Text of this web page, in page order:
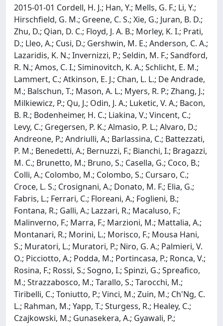
2015-01-01 Cordell, H. J.; Han, Y.; Mells, G. F.; Li, Y.;
Hirschfield, G. M.; Greene, C. S.; Xie, G.; Juran, B. D.;
Zhu, D.; Qian, D. C.; Floyd, J. A. B.; Morley, K. I.; Prati,
D.; Lleo, A.; Cusi, D.; Gershwin, M. E.; Anderson, C. A.;
Lazaridis, K. N.; Invernizzi, P.; Seldin, M. F.; Sandford,
R. N.; Amos, C. I.; Siminovitch, K. A.; Schlicht, E. M.;
Lammert, C.; Atkinson, E. J.; Chan, L. L.; De Andrade,
M.; Balschun, T.; Mason, A. L.; Myers, R. P.; Zhang, J.;
Milkiewicz, P.; Qu, J.; Odin, J. A.; Luketic, V. A.; Bacon,
B. R.; Bodenheimer, H. C.; Liakina, V.; Vincent, C.;
Levy, C.; Gregersen, P. K.; Almasio, P. L.; Alvaro, D.;
Andreone, P.; Andriulli, A.; Barlassina, C.; Battezzati,
P. M.; Benedetti, A.; Bernuzzi, F.; Bianchi, I.; Bragazzi,
M. C.; Brunetto, M.; Bruno, S.; Casella, G.; Coco, B.;
Colli, A.; Colombo, M.; Colombo, S.; Cursaro, C.;
Croce, L. S.; Crosignani, A.; Donato, M. F.; Elia, G.;
Fabris, L.; Ferrari, C.; Floreani, A.; Foglieni, B.;
Fontana, R.; Galli, A.; Lazzari, R.; Macaluso, F.;
Malinverno, F.; Marra, F.; Marzioni, M.; Mattalia, A.;
Montanari, R.; Morini, L.; Morisco, F.; Mousa Hani,
S.; Muratori, L.; Muratori, P.; Niro, G. A.; Palmieri, V.
O.; Picciotto, A.; Podda, M.; Portincasa, P.; Ronca, V.;
Rosina, F.; Rossi, S.; Sogno, I.; Spinzi, G.; Spreafico,
M.; Strazzabosco, M.; Tarallo, S.; Tarocchi, M.;
Tiribelli, C.; Toniutto, P.; Vinci, M.; Zuin, M.; Ch'Ng, C.
L.; Rahman, M.; Yapp, T.; Sturgess, R.; Healey, C.;
Czajkowski, M.; Gunasekera, A.; Gyawali, P.;